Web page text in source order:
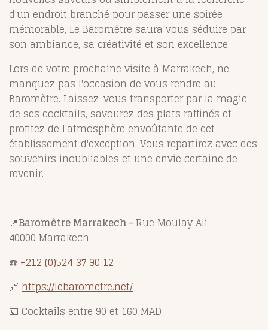
d'un endroit branché pour passer une soirée
mémorable, Le Baromètre saura vous séduire par
son ambiance, sa créativité et son excellence.
Lors de votre prochaine visite à Marrakech, ne
manquez pas l'occasion de vous rendre au
Baromètre. Laissez-vous transporter par la magie
de ses cocktails, savourez des plats raffinés et
profitez de l'atmosphère envoûtante de cet
établissement d'exception. Vous repartirez avec des
souvenirs inoubliables et une envie certaine de
revenir.
📍Baromètre Marrakech - Rue Moulay Ali
40000 Marrakech
☎️+212 (0)524 37 90 12
🔗 https://lebarometre.net/
💶 Cocktails entre 90 et 160 MAD